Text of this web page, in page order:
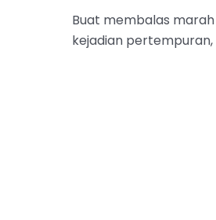
Buat membalas
kejadian